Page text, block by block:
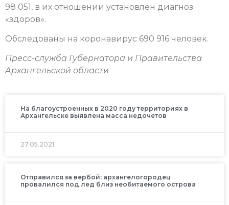
98 051, в их отношении установлен диагноз
«здоров».
Обследованы на коронавирус 690 916 человек.
Пресс-служба Губернатора и Правительства
Архангельской области
На благоустроенных в 2020 году территориях в
Архангельске выявлена масса недочетов
27.05.2021
Отправился за вербой: архангелогородец
провалился под лед близ необитаемого острова